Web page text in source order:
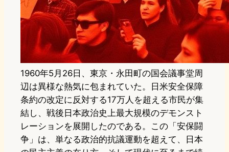
1960年5月26日、東京・永田町の国会議事堂周
辺は異様な熱気に包まれていた。日米安全保障
条約の改定に反対する17万人を超える市民が集
結し、戦後日本政治史上最大規模のデモンスト
レーションを展開したのである。この「安保闘
争」は、単なる政治的抗議運動を超えて、日本